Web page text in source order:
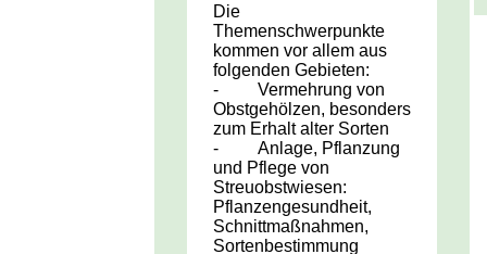
Die
Themenschwerpunkte
kommen vor allem aus
folgenden Gebieten:
- Vermehrung von
Obstgehölzen, besonders
zum Erhalt alter Sorten
- Anlage, Pflanzung
und Pflege von
Streuobstwiesen:
Pflanzengesundheit,
Schnittmaßnahmen,
Sortenbestimmung